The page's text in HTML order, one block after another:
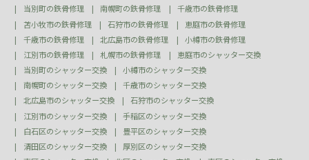
当別町の鉄骨修理
南幌町の鉄骨修理
千歳市の鉄骨修理
苫小牧市の鉄骨修理
石狩市の鉄骨修理
恵庭市の鉄骨修理
千歳市の鉄骨修理
北広島市の鉄骨修理
小樽市の鉄骨修理
江別市の鉄骨修理
札幌市の鉄骨修理
恵庭市のシャッター交換
当別町のシャッター交換
小樽市のシャッター交換
南幌町のシャッター交換
千歳市のシャッター交換
北広島市のシャッター交換
石狩市のシャッター交換
江別市のシャッター交換
手稲区のシャッター交換
白石区のシャッター交換
豊平区のシャッター交換
清田区のシャッター交換
厚別区のシャッター交換